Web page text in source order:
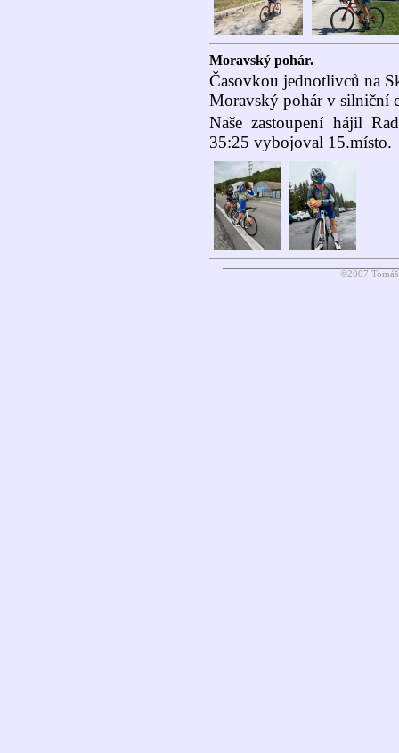
Moravský pohár.
Časovkou jednotlivců na
Moravský pohár v silniční
Naše zastoupení hájil
35:25 vybojoval 15.místo.
©2007